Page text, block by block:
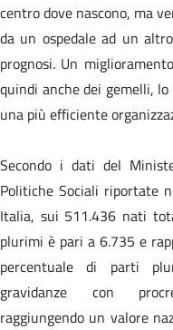
centro dove nascono, ma
da un ospedale ad un
prognosi. Un
quindi anche dei gemelli,
una più efficiente
Secondo i dati del
Politiche Sociali riportate
Italia, sui 511.436 nati
plurimi è pari a 6.735 e
percentuale di parti
gravidanze con
raggiungendo un valore